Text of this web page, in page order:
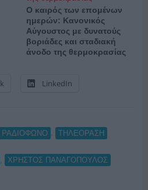
Ο καιρός των επομένων
ημερών: Κανονικός
Αύγουστος με δυνατούς
βοριάδες και σταδιακή
άνοδο της θερμοκρασίας
LinkedIn
ΡΑΔΙΟΦΩΝΟ ΤΗΛΕΟΡΑΣΗ
ΧΡΗΣΤΟΣ ΠΑΝΑΓΟΠΟΥΛΟΣ